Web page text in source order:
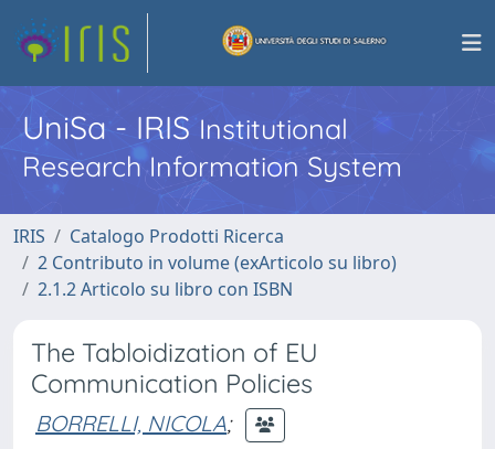
UniSa - IRISInstitutional
Research Information System
IRIS
Catalogo Prodotti Ricerca
2 Contributo in volume (exArticolo su libro)
2.1.2 Articolo su libro con ISBN
The Tabloidization of EU
Communication Policies
BORRELLI, NICOLA;